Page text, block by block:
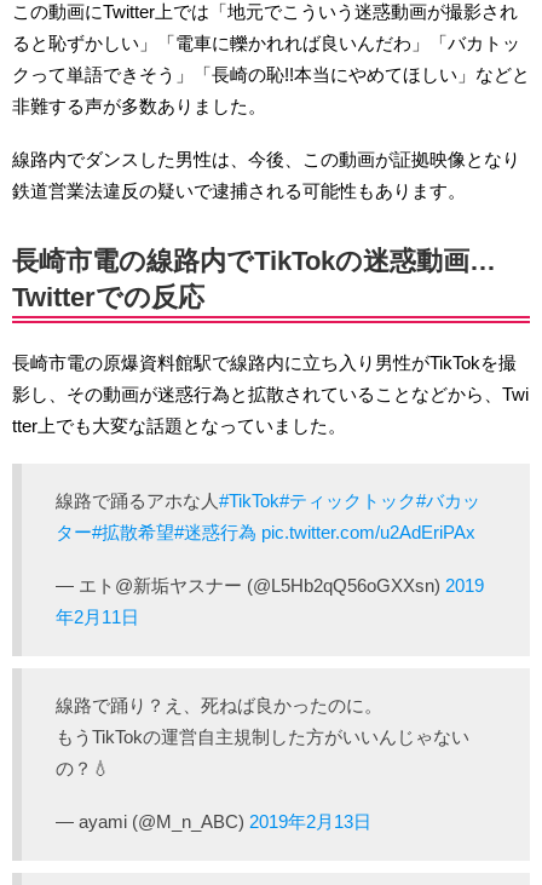
この動画にTwitter上では「地元でこういう迷惑動画が撮影され
ると恥ずかしい」「電車に轢かれれば良いんだわ」「バカトッ
クって単語できそう」「長崎の恥!!本当にやめてほしい」などと
非難する声が多数ありました。
線路内でダンスした男性は、今後、この動画が証拠映像となり
鉄道営業法違反の疑いで逮捕される可能性もあります。
長崎市電の線路内でTikTokの迷惑動画…
Twitterでの反応
長崎市電の原爆資料館駅で線路内に立ち入り男性がTikTokを撮
影し、その動画が迷惑行為と拡散されていることなどから、Twi
tter上でも大変な話題となっていました。
線路で踊るアホな人#TikTok#ティックトック#バカッ
ター#拡散希望#迷惑行為 pic.twitter.com/u2AdEriPAx
— エト@新垢ヤスナー (@L5Hb2qQ56oGXXsn) 2019
年2月11日
線路で踊り？え、死ねば良かったのに。
もうTikTokの運営自主規制した方がいいんじゃない
の？💧
— ayami (@M_n_ABC) 2019年2月13日